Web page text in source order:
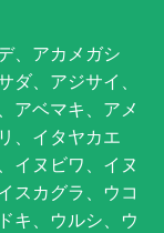
、アカメガシ
、アジサイ、
アベマキ、アメ
、イタヤカエ
イヌビワ、イヌ
スカグラ、ウコ
キ、ウルシ、ウ